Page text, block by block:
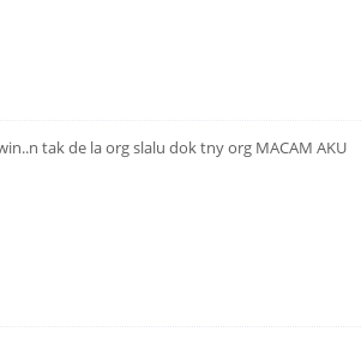
tak de la org slalu dok tny org MACAM AKU